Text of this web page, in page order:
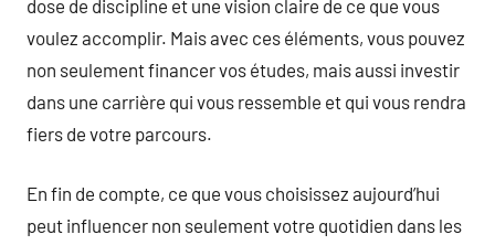
dose de discipline et une vision claire de ce que vous
voulez accomplir. Mais avec ces éléments, vous pouvez
non seulement financer vos études, mais aussi investir
dans une carrière qui vous ressemble et qui vous rendra
fiers de votre parcours.
En fin de compte, ce que vous choisissez aujourd’hui
peut influencer non seulement votre quotidien dans les